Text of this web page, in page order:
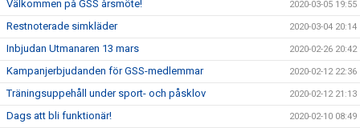
Välkommen på GSS årsmöte! 2020-03-05 19:55
Restnoterade simkläder 2020-03-04 20:14
Inbjudan Utmanaren 13 mars 2020-02-26 20:42
Kampanjerbjudanden för GSS-medlemmar 2020-02-12 22:36
Träningsuppehåll under sport- och påsklov 2020-02-12 21:13
Dags att bli funktionär! 2020-02-10 08:49